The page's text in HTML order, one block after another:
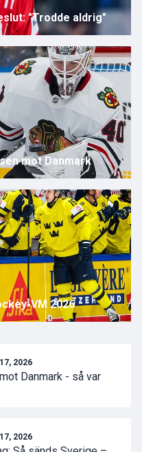
"Trodde aldrig"
mot Danmark
VM 2026
2026
Danmark - så var
2026